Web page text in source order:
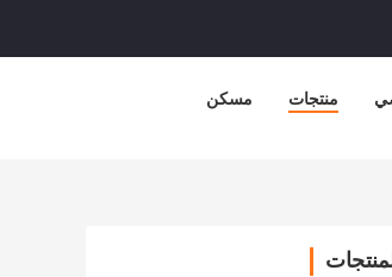
مسكن منتجات